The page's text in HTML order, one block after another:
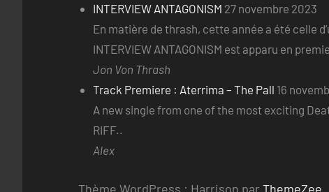
INTERVIEW ANTAGONISM 27 novembre 2023
En matière de thrash, cette année a été celle
INTERVIEW ANTAGONISM est apparu en
Jon Von Thrash
Track Premiere : Aterrima – The Pall 16
A new single from one of the most exciting
RIFF..
Alex
Thème WordPress : Harrison par ThemeZee